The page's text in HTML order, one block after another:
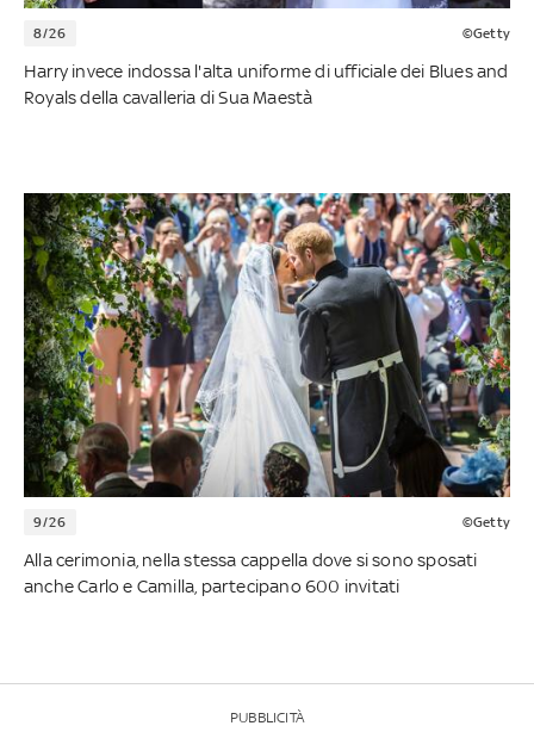
8/26 ©Getty
Harry invece indossa l'alta uniforme di ufficiale dei Blues and
Royals della cavalleria di Sua Maestà
9/26 ©Getty
Alla cerimonia, nella stessa cappella dove si sono sposati
anche Carlo e Camilla, partecipano 600 invitati
PUBBLICITÀ